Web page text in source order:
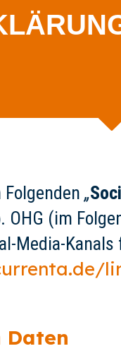
„
(im
Media-
Daten